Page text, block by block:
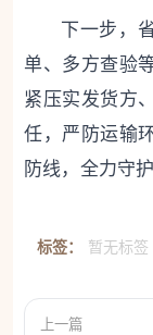
下一步，
单、多方查验
紧压实发货方
任，严防运输
防线，全力守
标签： 暂无标签
上一篇